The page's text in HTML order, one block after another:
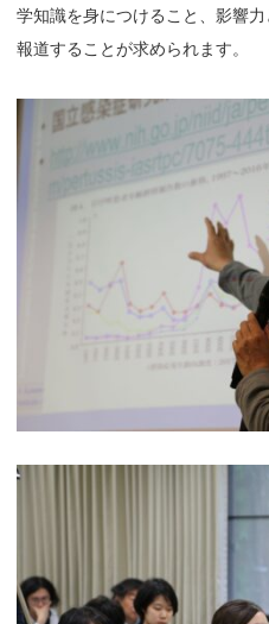
学知識を身につけること、影響
報道することが求められます。